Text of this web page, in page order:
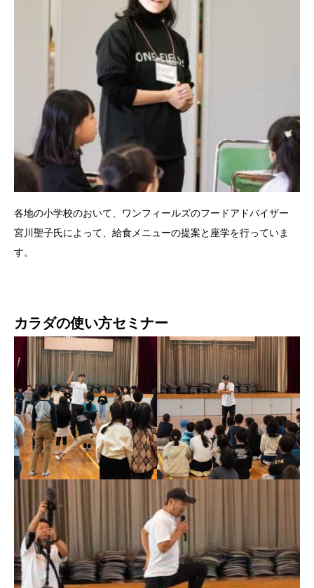
各地の小学校のおいて、ワンフィールズのフードアドバイザー
宮川聖子氏によって、給食メニューの提案と座学を行っていま
す。
カラダの使い方セミナー